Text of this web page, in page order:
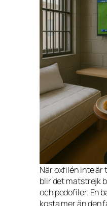
När oxfilén inte är
blir det matstrejk
och pedofiler. En
kosta mer än den